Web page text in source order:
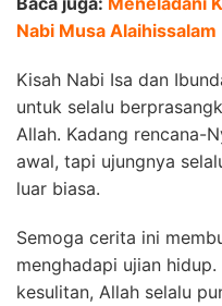
Nabi Musa Alaihissalam
Kisah Nabi Isa dan
untuk selalu
Allah. Kadang rencana-
awal, tapi ujungnya
luar biasa.
Semoga cerita ini
menghadapi ujian
kesulitan, Allah selalu